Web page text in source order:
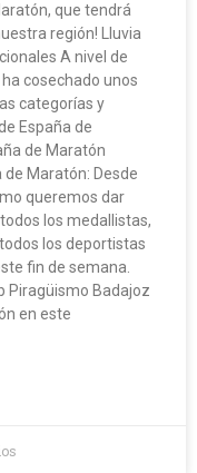
que tendrá
región! Lluvia
A nivel de
cosechado unos
categorías y
España de
de Maratón
de Maratón: Desde
queremos dar
los medallistas,
los deportistas
fin de semana.
Piragüismo Badajoz
en este